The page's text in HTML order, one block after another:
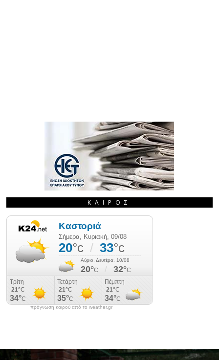
ΚΑΙΡΌΣ
πρόγνωση καιρού από το weather.gr